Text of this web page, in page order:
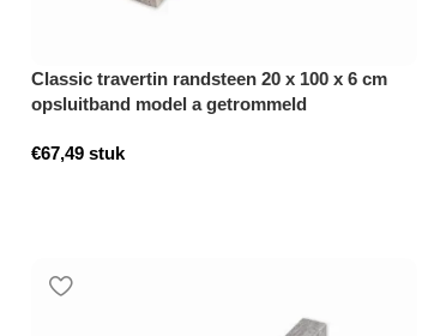
Classic travertin randsteen 20 x 100 x 6 cm
opsluitband model a getrommeld
€67,49 stuk